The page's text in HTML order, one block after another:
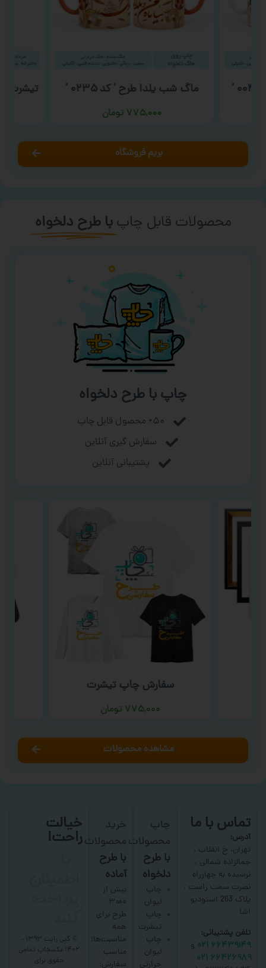
ماگ شب یلدا طرح ‘ کد ۰۲۳۵ ‘
۷۷۵,۰۰۰ تومان
تیشرت
بریم فروشگاه
محصولات قابل چاپ با طرح دلخواه
چاپ با طرح دلخواه
۵۰+ محصول قابل چاپ
سفارش گیری آنلاین
پشتیبانی آنلاین
سفارش چاپ تیشرت
۷۷۵,۰۰۰ تومان
مشاهده محصولات
تماس با ما
آدرس:
تهران، خ انقلاب ،
جمالزاده شمالی ،
نرسیده به چهارراه
نصرت سمت راست ،
پلاک 263 استودیو
اشا
تلفن پشتیبانی:
۶۶۴۳۹۱۴۹ ۰۲۱
و
۶۶۴۲۶۹۸۹ ۰۲۱
چاپ
محصولات
با طرح
دلخواه
چاپ
لیوان
چاپ
تیشرت
چاپ
لیوان
حرارتی
خرید
محصولات
با طرح
آماده
بیش از
۳۰۰۰
طرح برای
همه
مناسبت‌ها؛
مناسب
سفارش:
خیالت
راحت!
۱۴۰۲ عکسچاپ
تمامی
حقوق برای